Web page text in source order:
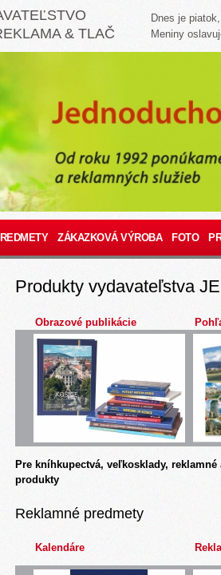
& TLAČ
Dnes je
Meniny
ZÁKAZKOVÁ VÝROBA FOTO
Produkty vydavateľstva
Obrazové publikácie
Pre kníhkupectvá, veľkosklady,
produkty
Reklamné predmety
Kalendáre